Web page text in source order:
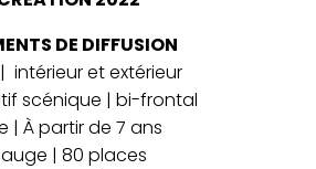
DE DIFFUSION
| intérieur et extérieur
scénique | bi-frontal
| À partir de 7 ans
| 80 places